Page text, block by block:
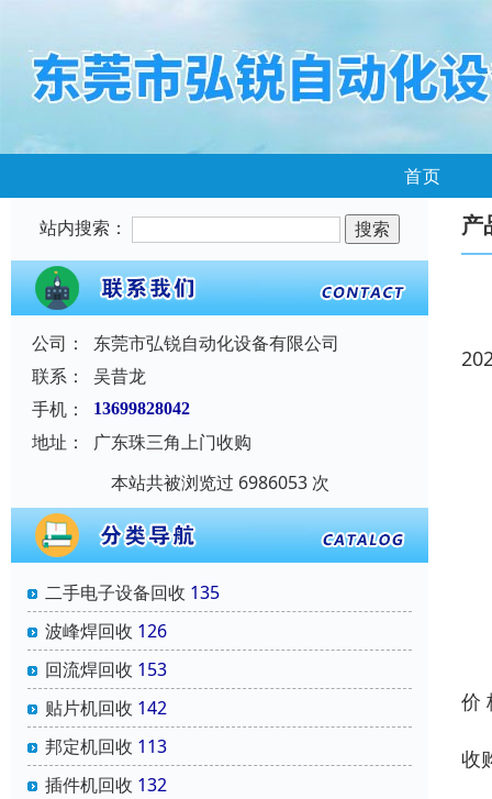
首页
站内搜索：
公司：
东莞市弘锐自动化设备有限公司
联系：
吴昔龙
手机：
13699828042
地址：
广东珠三角上门收购
本站共被浏览过 6986053 次
二手电子设备回收 135
波峰焊回收 126
回流焊回收 153
贴片机回收 142
邦定机回收 113
插件机回收 132
产
价
收